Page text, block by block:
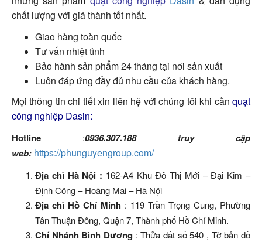
chất lượng với giá thành tốt nhất.
Giao hàng toàn quốc
Tư vấn nhiệt tình
Bảo hành sản phẩm 24 tháng tại nơi sản xuất
Luôn đáp ứng đầy đủ nhu cầu của khách hàng.
Mọi thông tin chi tiết xin liên hệ với chúng tôi khi cần quạt
công nghiệp Dasin:
Hotline :0936.307.188 truy cập
web: https://phunguyengroup.com/
Địa chỉ Hà Nội : 162-A4 Khu Đô Thị Mới – Đại Kim –
Định Công – Hoàng Mai – Hà Nội
Địa chỉ Hồ Chí Minh : 119 Trần Trọng Cung, Phường
Tân Thuận Đông, Quận 7, Thành phố Hồ Chí Minh.
Chí Nhánh Bình Dương : Thửa đất số 540 , Tờ bản đồ